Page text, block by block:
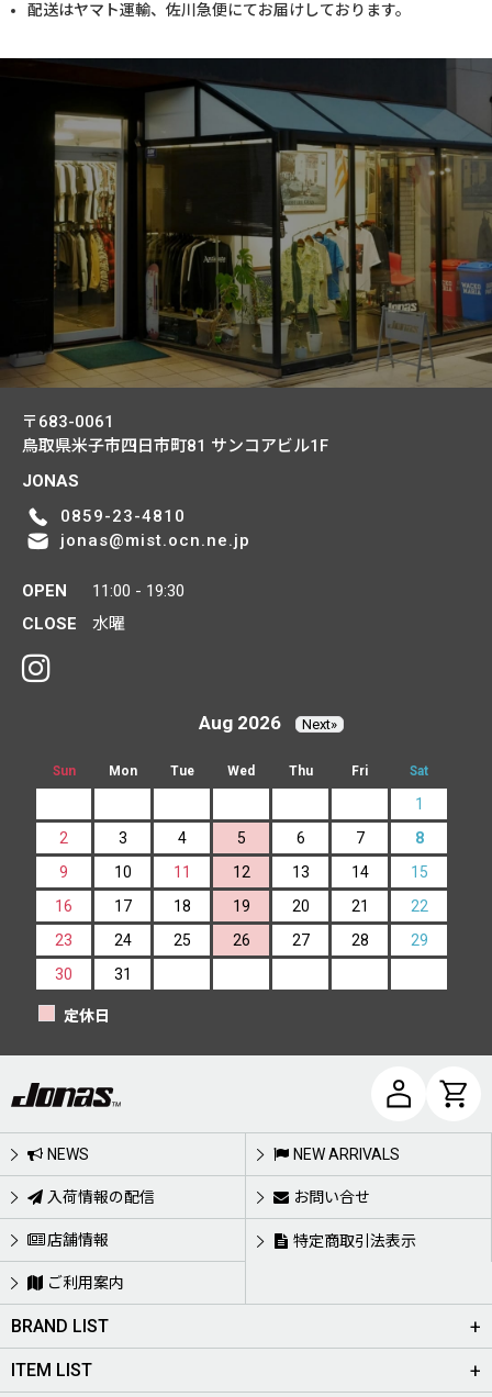
配送はヤマト運輸、佐川急便にてお届けしております。
〒683-0061
鳥取県米子市四日市町81 サンコアビル1F
JONAS
0859-23-4810
jonas@mist.ocn.ne.jp
OPEN
11:00 - 19:30
CLOSE
水曜
Aug 2026 Next»
Sun Mon Tue Wed Thu Fri Sat
1
2
3 4 5 6 7
8
9
10 11 12 13 14
15
16
17 18 19 20 21
22
23
24 25 26 27 28
29
30
31
定休日
NEWS NEW ARRIVALS
入荷情報の配信 お問い合せ
店舗情報 特定商取引法表示
ご利用案内
BRAND LIST
ITEM LIST